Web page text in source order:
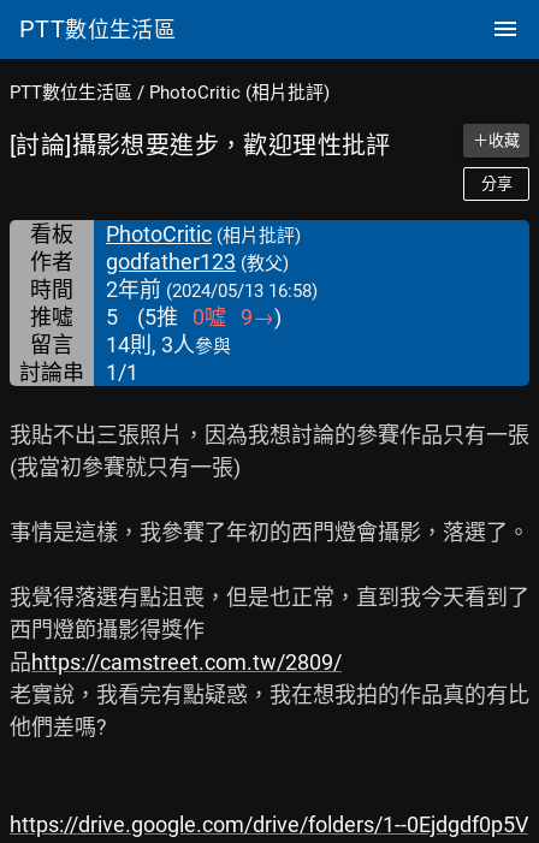
PTT數位生活區
PTT數位生活區 / PhotoCritic (相片批評)
[討論]攝影想要進步，歡迎理性批評 ＋收藏
分享
看板 PhotoCritic (相片批評)
作者 godfather123 (教父)
時間 2年前 (2024/05/13 16:58)
推噓 5 (5推 0噓 9→)
留言
14則, 3人參與
討論串 1/1
我貼不出三張照片，因為我想討論的參賽作品只有一張
(我當初參賽就只有一張)
事情是這樣，我參賽了年初的西門燈會攝影，落選了。
我覺得落選有點沮喪，但是也正常，直到我今天看到了
西門燈節攝影得獎作
品https://camstreet.com.tw/2809/
老實說，我看完有點疑惑，我在想我拍的作品真的有比
他們差嗎?
https://drive.google.com/drive/folders/1--0Ejdgdf0p5V